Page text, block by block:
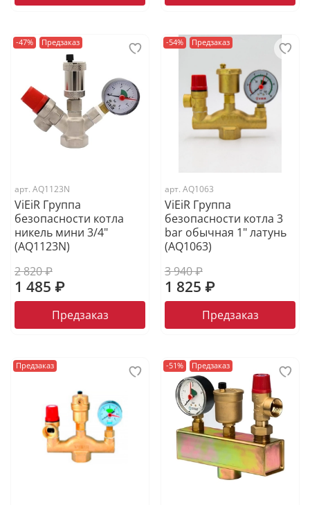
-47% Предзаказ
арт. AQ1123N
ViEiR Группа
безопасности котла
никель мини 3/4"
(AQ1123N)
2 820 ₽
1 485 ₽
Предзаказ
-54% Предзаказ
арт. AQ1063
ViEiR Группа
безопасности котла 3
bar обычная 1" латунь
(AQ1063)
3 940 ₽
1 825 ₽
Предзаказ
Предзаказ -51% Предзаказ